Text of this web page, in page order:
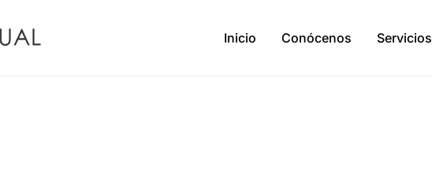
Inicio Conócenos Servicios